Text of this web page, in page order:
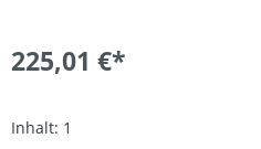
225,01 €*
Inhalt: 1